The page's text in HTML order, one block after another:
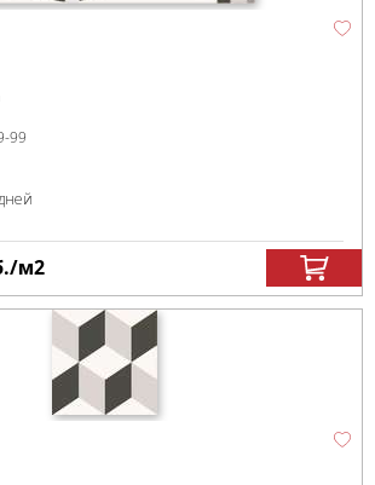
-99
/м2